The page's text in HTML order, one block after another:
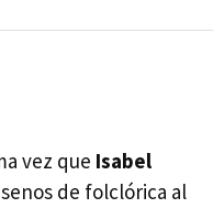
vez que Isabel
de folclórica al